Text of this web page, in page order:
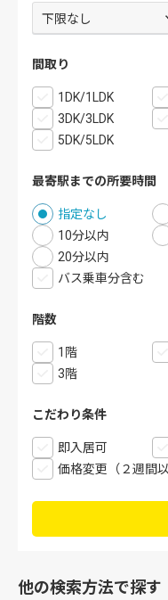
間取り
1DK/1LDK
3DK/3LDK
5DK/5LDK
最寄駅までの所要時間
指定なし
10分以内
20分以内
バス乗車分含む
階数
1階
3階
こだわり条件
即入居可
価格変更（２週間以
他の検索方法で探す